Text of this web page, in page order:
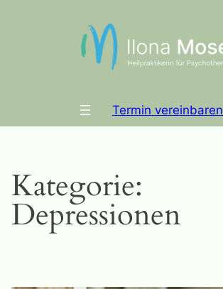
Termin vereinbaren
Kategorie:
Depressionen